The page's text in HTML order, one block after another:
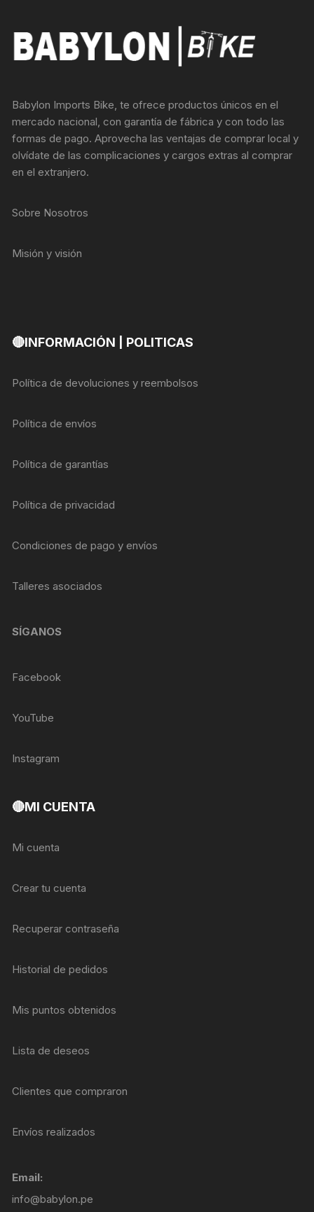
Babylon Imports Bike, te ofrece productos únicos en el
mercado nacional, con garantía de fábrica y con todo las
formas de pago. Aprovecha las ventajas de comprar local y
olvídate de las complicaciones y cargos extras al comprar
en el extranjero.
Sobre Nosotros
Misión y visión
🔴INFORMACIÓN | POLITICAS
Política de devoluciones y reembolsos
Política de envíos
Política de garantías
Política de privacidad
Condiciones de pago y envíos
Talleres asociados
SÍGANOS
Facebook
YouTube
Instagram
🔴MI CUENTA
Mi cuenta
Crear tu cuenta
Recuperar contraseña
Historial de pedidos
Mis puntos obtenidos
Lista de deseos
Clientes que compraron
Envíos realizados
Email:
info@babylon.pe